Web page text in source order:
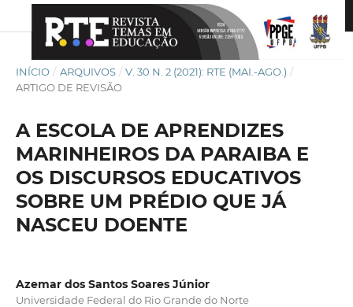
INÍCIO / ARQUIVOS / V. 30 N. 2 (2021): RTE (MAI.-AGO.) /
ARTIGO DE REVISÃO
A ESCOLA DE APRENDIZES
MARINHEIROS DA PARAIBA E
OS DISCURSOS EDUCATIVOS
SOBRE UM PRÉDIO QUE JÁ
NASCEU DOENTE
Azemar dos Santos Soares Júnior
Universidade Federal do Rio Grande do Norte